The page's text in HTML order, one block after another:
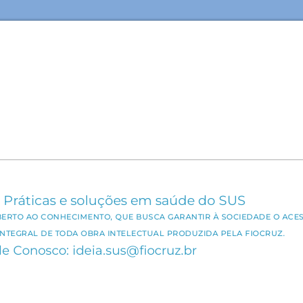
Práticas e soluções em saúde do SUS
AO CONHECIMENTO, QUE BUSCA GARANTIR À SOCIEDADE O
DE TODA OBRA INTELECTUAL PRODUZIDA PELA FIOCRUZ.
Conosco: ideia.sus@fiocruz.br